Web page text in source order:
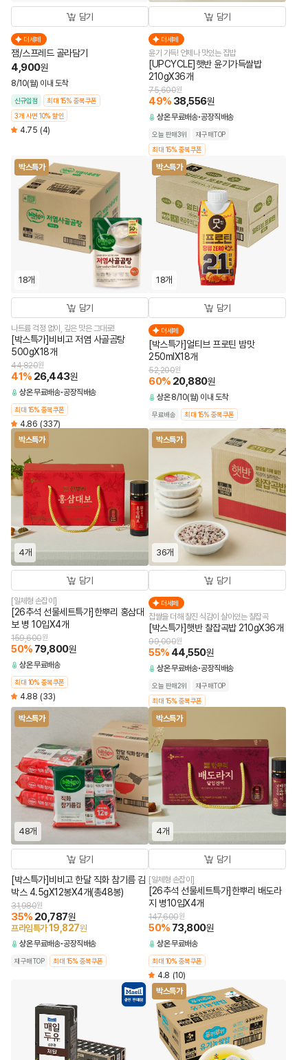
담기
더세페
잼/스프레드 골라담기
4,900원
8/10(월) 이내 도착
신규입점
최대 15% 중복쿠폰
3개 사면 10% 할인
4.75 (4)
담기
더세페
윤기 가득! 언제나 맛있는 집밥
[UPCYCLE]햇반 윤기가득쌀밥
210gX36개
75,600원
49% 38,556원
상온무료배송 공장직배송
오늘 판매3위
재구매TOP
최대 15% 중복쿠폰
박스특가
18개
담기
나트륨 걱정 없이, 깊은 맛은 그대로!
[박스특가]비비고 저염 사골곰탕
500gX18개
44,820원
41% 26,443원
상온무료배송 공장직배송
최대 15% 중복쿠폰
4.86 (337)
박스특가
18개
담기
더세페
[박스특가]얼티브 프로틴 밤맛
250mlX18개
52,200원
60% 20,880원
상온 8/10(월) 이내 도착
무료배송 최대 15% 중복쿠폰
박스특가
4개
담기
[일체형 손잡이]
[26추석 선물세트특가]한뿌리 홍삼대
보 병 10입X4개
159,600원
50% 79,800원
상온무료배송
최대 10% 중복쿠폰
4.88 (33)
박스특가
36개
담기
더세페
찹쌀을 더해 찰진 식감이 살아있는 찰잡곡
[박스특가]햇반 찰잡곡밥 210gX36개
99,000원
55% 44,550원
상온무료배송 공장직배송
오늘 판매2위
재구매TOP
최대 15% 중복쿠폰
박스특가
48개
담기
[박스특가]비비고 한달 직화 참기름 김
박스 4.5gX12봉X4개(총48봉)
31,980원
35% 20,787원
프라임특가19,827원
상온무료배송 공장직배송
재구매TOP 최대 15% 중복쿠폰
박스특가
4개
담기
[일체형 손잡이]
[26추석 선물세트특가]한뿌리 배도라
지 병10입X4개
147,600원
50% 73,800원
상온무료배송
최대 10% 중복쿠폰
4.8 (10)
박스특가